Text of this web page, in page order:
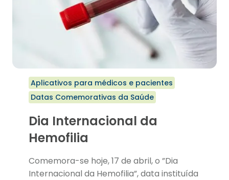
Aplicativos para médicos e pacientes
Datas Comemorativas da Saúde
Dia Internacional da
Hemofilia
Comemora-se hoje, 17 de abril, o ”Dia
Internacional da Hemofilia”, data instituída